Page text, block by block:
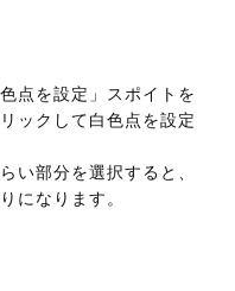
点を設定」スポイトを
ックして白色点を設定
い部分を選択すると、
になります。